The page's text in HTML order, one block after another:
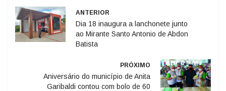
ANTERIOR
Dia 18 inaugura a lanchonete junto
ao Mirante Santo Antonio de Abdon
Batista
PRÓXIMO
Aniversário do município de Anita
Garibaldi contou com bolo de 60